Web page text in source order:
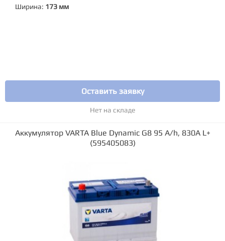
Ширина: 173 мм
Оставить заявку
Нет на складе
Аккумулятор VARTA Blue Dynamic G8 95 А/h, 830А L+
(595405083)